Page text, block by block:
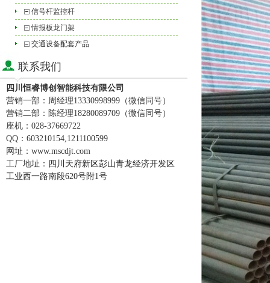
信号杆监控杆
情报板龙门架
交通设备配套产品
联系我们
四川恒睿博创智能科技有限公司
营销一部：周经理13330998999 （微信同号）
营销二部：陈经理18280089709 （微信同号）
座机： 028-37669722
QQ ： 603210154,1211100599
网址： www.mscdjt.com
工厂地址： 四川天府新区彭山青龙经济开发区
工业西一路南段620号附1号